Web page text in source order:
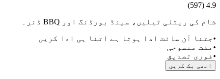
4.9
(
597
)
شام کی ریتلی ٹیلیں، سینڈ بورڈنگ اور BBQ ڈنر۔
•جتنا آن سائٹ ادا ہوتا ہے اتنا ہی ادا کریں
• مفت منسوخی
• فوری تصدیق
ابھی بک کریں